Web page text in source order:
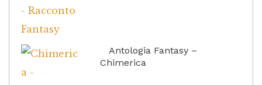
Antologia Fantasy –
Chimerica